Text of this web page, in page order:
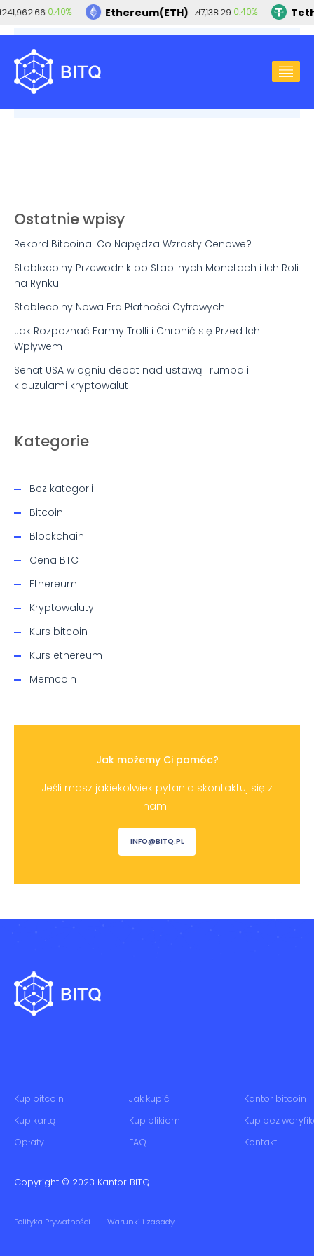
2024-06-10
Memecoin Hulka Hogana traci ponad 15 mln
USD w zaledwie kilka chwil!
Ostatnie wpisy
Rekord Bitcoina: Co Napędza Wzrosty Cenowe?
Stablecoiny Przewodnik po Stabilnych Monetach i Ich Roli
na Rynku
Stablecoiny Nowa Era Płatności Cyfrowych
Jak Rozpoznać Farmy Trolli i Chronić się Przed Ich
Wpływem
Senat USA w ogniu debat nad ustawą Trumpa i
klauzulami kryptowalut
Kategorie
Bez kategorii
Bitcoin
Blockchain
Cena BTC
Ethereum
Kryptowaluty
Kurs bitcoin
Kurs ethereum
Memcoin
Jak możemy Ci pomóc?
Jeśli masz jakiekolwiek pytania skontaktuj się z
nami.
INFO@BITQ.PL
Kup bitcoin Jak kupić
Kantor bitcoin
Kup kartą
Kup blikiem
Kup bez
Opłaty
FAQ Kontakt
Copyright © 2023 Kantor BITQ
Polityka Prywatności Warunki i zasady
0.40% Ethereum(ETH) zł7,138.290.40%